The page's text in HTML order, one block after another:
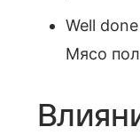
Well
Мясо